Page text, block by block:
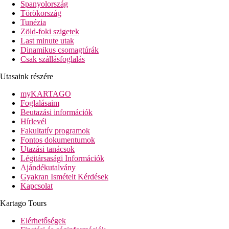
távolság a tengerparttól: kb. 100 m
távolság a repülőtértől: kb. 13 km
távolság a központtól: kb. 3,5 km (Gouvia, Dassia)
távolság a vásárlási lehetőségektől: kb. 3,5 km
Szobák felszereltsége
Szobák
légkondicionáló
telefon, SAT-TV
minibár
széf
kávé-/teafőző
fürdőszoba (fürdőkád vagy zuhanyozó, hajszárító, WC)
tájra néző balkon vagy terasz
a főépületben
Szobák felár ellenében
egyágyas szobák - tájra nézők
oldalról tengerre néző szobák
Panoramic-szobák - közvetlen tengerre nézők
Superior-Panoramic-szobák - tengerre nézők, modernebb
Luxury Sky-szobák - modernebb felszereltséggel, a
superior-bungalók - a bungalóépületekben helyzekednek
Spanyolország
Törökország
Tunézia
Zöld-foki szigetek
Last minute utak
Dinamikus csomagtúrák
Csak szállásfoglalás
Utasaink részére
myKARTAGO
Foglalásaim
Beutazási információk
Hírlevél
Fakultatív programok
Fontos dokumentumok
Utazási tanácsok
Légitársasági Információk
Ajándékutalvány
Gyakran Ismételt Kérdések
Kapcsolat
Kartago Tours
Elérhetőségek